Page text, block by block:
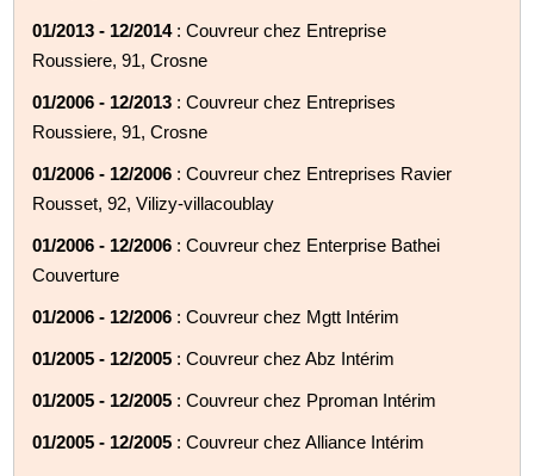
01/2013 - 12/2014: Couvreur chez Entreprise
Roussiere, 91, Crosne
01/2006 - 12/2013 : Couvreur chez Entreprises
Roussiere, 91, Crosne
01/2006 - 12/2006 : Couvreur chez Entreprises Ravier
Rousset, 92, Vilizy-villacoublay
01/2006 - 12/2006 : Couvreur chez Enterprise Bathei
Couverture
01/2006 - 12/2006 : Couvreur chez Mgtt Intérim
01/2005 - 12/2005 : Couvreur chez Abz Intérim
01/2005 - 12/2005 : Couvreur chez Pproman Intérim
01/2005 - 12/2005 : Couvreur chez Alliance Intérim